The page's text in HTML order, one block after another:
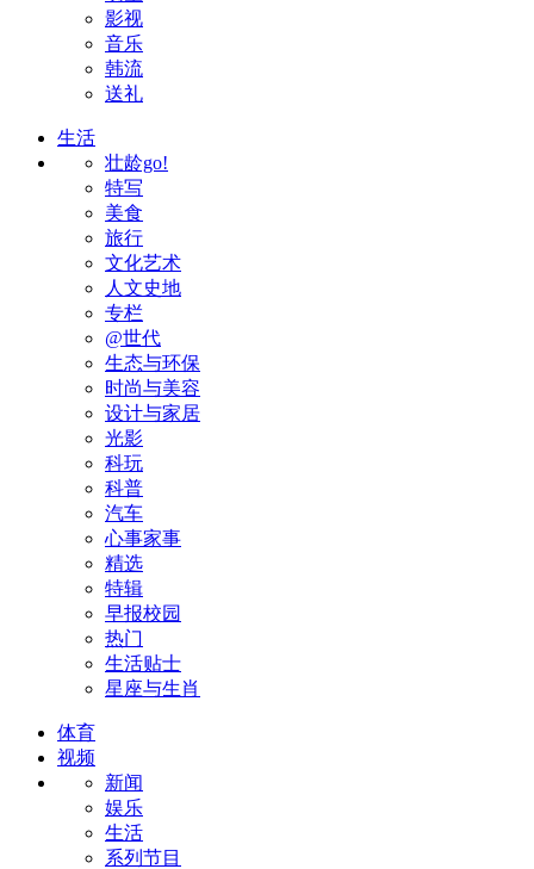
影视
音乐
韩流
送礼
生活
壮龄go!
特写
美食
旅行
文化艺术
人文史地
专栏
@世代
生态与环保
时尚与美容
设计与家居
光影
科玩
科普
汽车
心事家事
精选
特辑
早报校园
热门
生活贴士
星座与生肖
体育
视频
新闻
娱乐
生活
系列节目